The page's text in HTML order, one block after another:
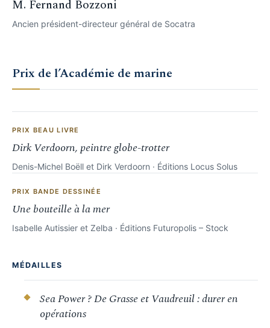
M. Fernand Bozzoni
Ancien président-directeur général de Socatra
Prix de l’Académie de marine
PRIX BEAU LIVRE
Dirk Verdoorn, peintre globe-trotter
Denis-Michel Boëll et Dirk Verdoorn · Éditions Locus Solus
PRIX BANDE DESSINÉE
Une bouteille à la mer
Isabelle Autissier et Zelba · Éditions Futuropolis – Stock
MÉDAILLES
Sea Power ? De Grasse et Vaudreuil : durer en
opérations